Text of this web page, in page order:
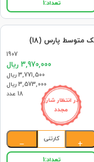
تعداد:1
در انتظار شارژ
مجدد
متوسط پارس (18)
1907
3,970,000 ریال
3,771,500 ریال
3,573,000 ریال
18 عدد
+
کارتنی
−
تعداد:1